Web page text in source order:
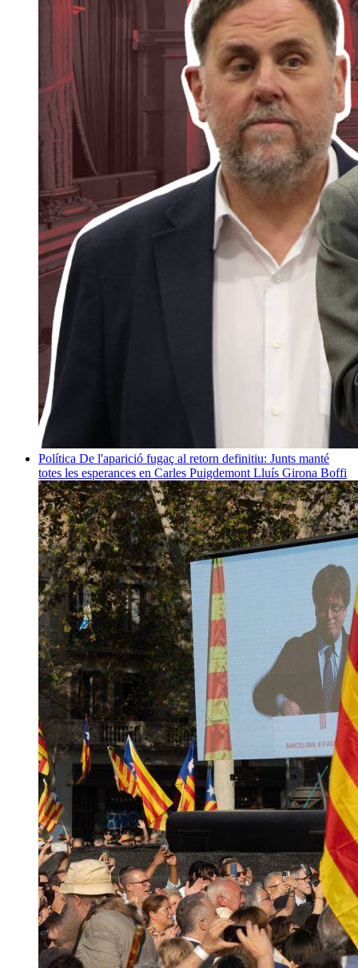
Política De l'aparició fugaç al retorn definitiu: Junts manté
totes les esperances en Carles Puigdemont Lluís Girona Boffi